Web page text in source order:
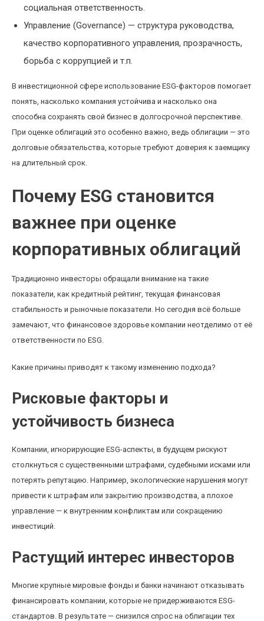
социальная ответственность.
Управление (Governance) — структура руководства,
качество корпоративного управления, прозрачность,
борьба с коррупцией и т.п.
В инвестиционной сфере использование ESG-факторов помогает
понять, насколько компания устойчива и насколько она
способна сохранять свой бизнес в долгосрочной перспективе.
При оценке облигаций это особенно важно, ведь облигации — это
долговые обязательства, которые требуют доверия к заемщику
на длительный срок.
Почему ESG становится
важнее при оценке
корпоративных облигаций
Традиционно инвесторы обращали внимание на такие
показатели, как кредитный рейтинг, текущая финансовая
стабильность и рыночные показатели. Но сегодня всё больше
замечают, что финансовое здоровье компании неотделимо от её
ответственности по ESG.
Какие причины приводят к такому изменению подхода?
Рисковые факторы и
устойчивость бизнеса
Компании, игнорирующие ESG-аспекты, в будущем рискуют
столкнуться с существенными штрафами, судебными исками или
потерять репутацию. Например, экологические нарушения могут
привести к штрафам или закрытию производства, а плохое
управление — к внутренним конфликтам или сокращению
инвестиций.
Растущий интерес инвесторов
Многие крупные мировые фонды и банки начинают отказывать
финансировать компании, которые не придерживаются ESG-
стандартов. В результате — снизился спрос на облигации тех